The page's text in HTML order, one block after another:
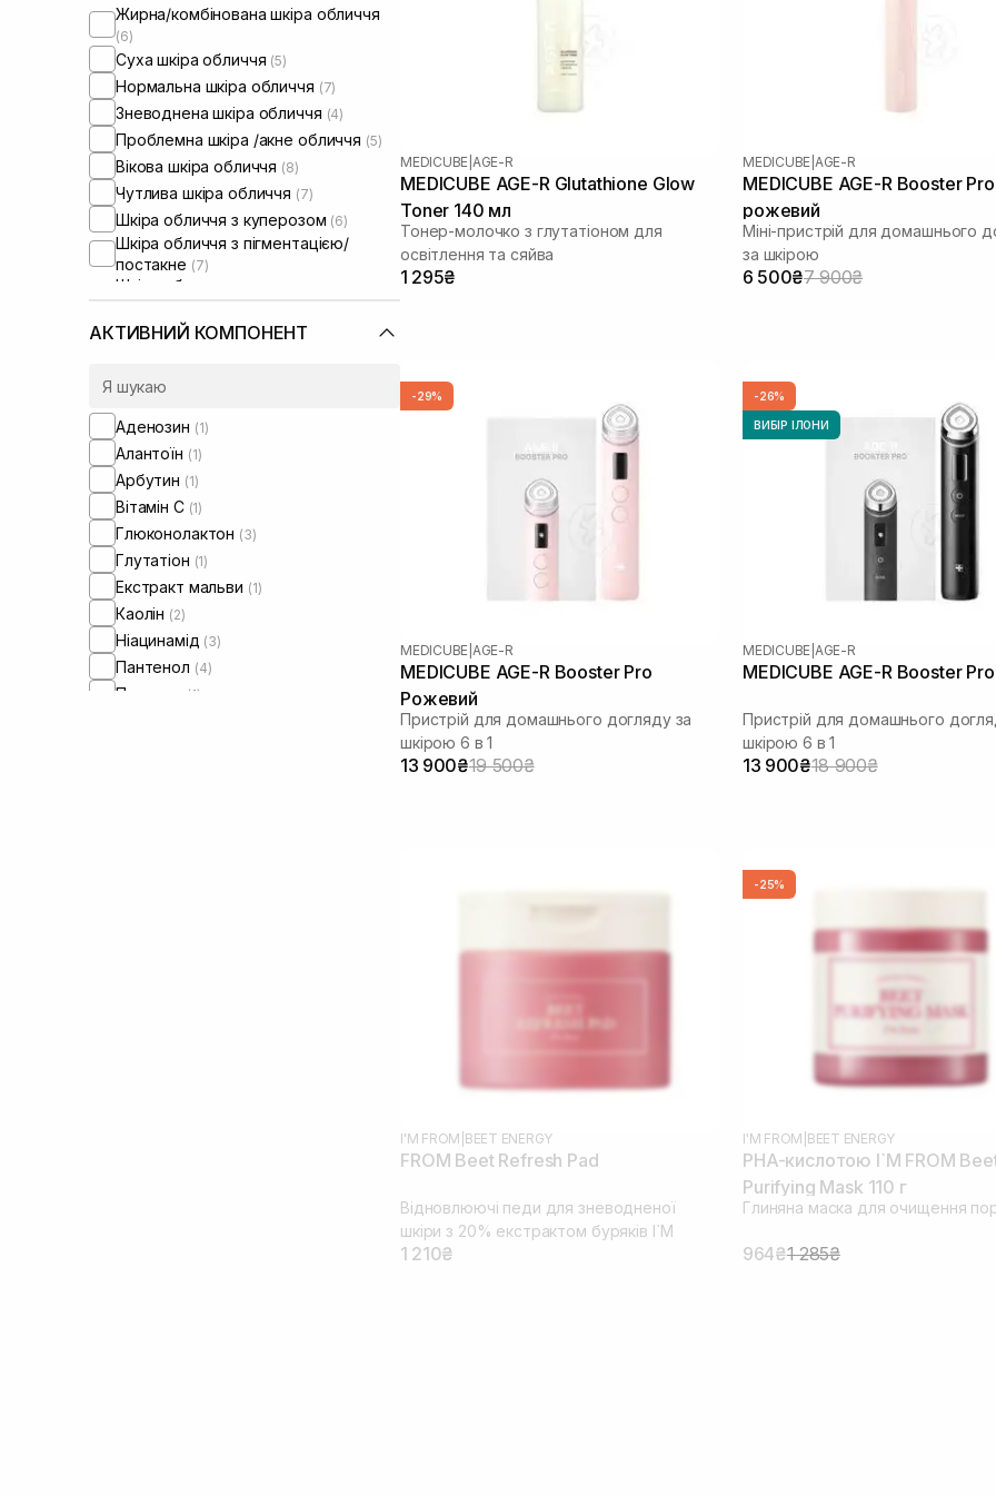
Жирна/комбінована шкіра обличчя
(6)
Суха шкіра обличчя (5)
Нормальна шкіра обличчя (7)
Зневоднена шкіра обличчя (4)
Проблемна шкіра /акне обличчя (5)
Вікова шкіра обличчя (8)
Чутлива шкіра обличчя (7)
Шкіра обличчя з куперозом (6)
Шкіра обличчя з пігментацією/
постакне (7)
Шкіра обличчя з розширеними
порами
Шкіра обличчя з порушеним
мікробіомом
АКТИВНИЙ КОМПОНЕНТ
Аденозин (1)
Алантоїн (1)
Арбутин (1)
Вітамін C (1)
Глюконолактон (3)
Глутатіон (1)
Екстракт мальви (1)
Каолін (2)
Ніацинамід (3)
Пантенол (4)
Пептиди (1)
MEDICUBE AGE-R
MEDICUBE AGE-R Glutathione Glow
Toner 140 мл
Тонер-молочко з глутатіоном для
освітлення та сяйва
1 295₴
MEDICUBE AGE-R
MEDICUBE AGE-R Booster
рожевий
Міні-пристрій для домашнього
за шкірою
6 500₴7 900₴
-29%
MEDICUBE AGE-R
MEDICUBE AGE-R Booster Pro
Рожевий
Пристрій для домашнього догляду за
шкірою 6 в 1
13 900₴19 500₴
-26%
ВИБІР ІЛОНИ
MEDICUBE AGE-R
MEDICUBE AGE-R Booster
Пристрій для домашнього
шкірою 6 в 1
13 900₴18 900₴
I'M FROM BEET ENERGY
FROM Beet Refresh Pad
Відновлюючі педи для зневодненої
шкіри з 20% екстрактом буряків I`M
1 210₴
-25%
I'M FROM BEET ENERGY
PHA-кислотою I`M FROM
Purifying Mask 110 г
Глиняна маска для очищення пор
964₴1 285₴